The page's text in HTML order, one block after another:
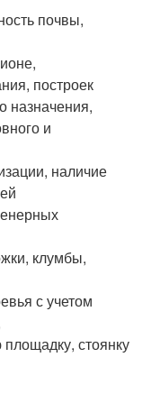
почвы,
построек
назначения,
и
наличие
клумбы,
с учетом
площадку, стоянку